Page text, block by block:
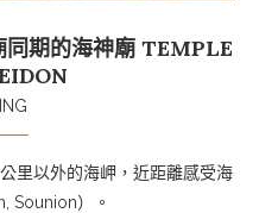
同期的海神廟 TEMPLE
里以外的海岬，近距離感受海
Sounion）。